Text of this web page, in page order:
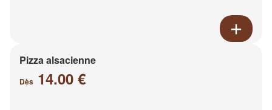
Pizza alsacienne
Dès 14.00 €